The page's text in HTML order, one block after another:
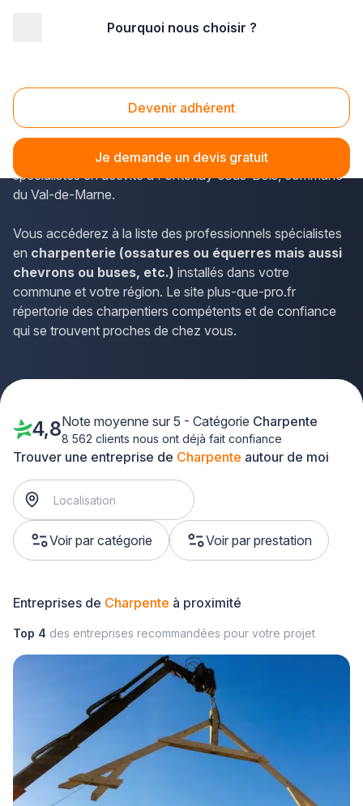
Pourquoi nous choisir ?
Devenir adhérent
Je demande un devis gratuit
Charpente Fontenay-sous-Bois (94120)
Plus-que-pro.fr recense tous les métiers représentés en
Île-de-France. Les charpentiers font partie des
spécialistes en activité à Fontenay-sous-Bois, commune
du Val-de-Marne.
Vous accéderez à la liste des professionnels spécialistes
en charpenterie (ossatures ou équerres mais aussi
chevrons ou buses, etc.) installés dans votre
commune et votre région. Le site plus-que-pro.fr
répertorie des charpentiers compétents et de confiance
qui se trouvent proches de chez vous.
Trouver une entreprise de Charpente autour de moi
Voir par catégorie Voir par prestation
4,8Note moyenne sur 5 - Catégorie Charpente
8 562 clients nous ont déjà fait confiance
Entreprises de Charpente à proximité
Top 4 des entreprises recommandées pour votre projet